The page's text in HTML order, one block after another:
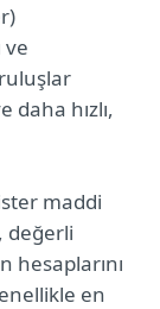
ve
hızlı,
maddi
değerli
en